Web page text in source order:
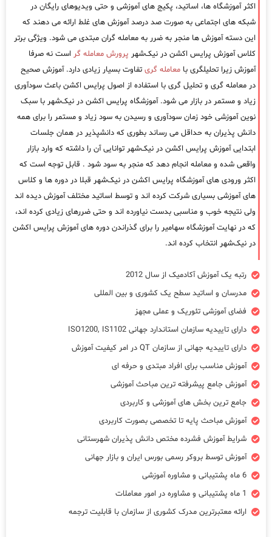
اکثر آموزشگاه ها، اساتید، پکیج های آموزشی و حتی ویدیوهای رایگان در
شبکه های اجتماعی به صورت صد درصد آموزش های غلط ارائه می دهند که
این دسته آموزش ها منجر به ضرر به معامله گران مبتدی می شود. ویژگی برتر
کلاس آموزش پرایس اکشن در نیک‌شهر پرورش معامله گر است نه صرفا
آموزش زیرا تحلیلگری با معامله گری تفاوت بسیار زیادی دارد. آموزش صحیح
در معامله گری و تحلیل گری با استفاده از اصول پرایس اکشن باعث سودآوری
زیاد و مستمر در بازار می شود. آموزشگاه پرایس اکشن در نیک‌شهر با سبک
نوین آموزشی خود زمان سودآوری و رسیدن به سود زیاد و مستمر را برای همه
دانش پذیران به حداقل می رساند بطوری که دانشپذیر در همان جلسات
ابتدایی آموزش پرایس اکشن در نیک‌شهر توانایی آن را داشته که وارد بازار
واقعی شده و معامله انجام دهد که منجر به سود شود . قابل توجه است که
اکثر ورودی های آموزشگاه پرایس اکشن در نیک‌شهر قبلا در دوره ها و کلاس
های آموزشی بسیاری شرکت کرده اند و توسط اساتید مختلف آموزش دیده اند
ولی نتیجه خوب و مناسبی بدست نیاورده اند و حتی ضررهای زیادی کرده اند،
که در نهایت آموزشگاه سهامیر را برای گذراندن دوره های آموزش پرایس اکشن
در نیک‌شهر انتخاب کرده اند.
رتبه یک آموزش آکادمیک از سال 2012
مدرسان و اساتید سطح یک کشوری و بین المللی
فضای آموزشی تئوریک و عملی مجهز
دارای تاییدیه سازمان استاندارد جهانی ISO1200, IS1102
دارای تاییدیه جهانی از سازمان QT در امر کیفیت آموزش
آموزش مناسب برای افراد مبتدی و حرفه ای
آموزش جامع پیشرفته ترین مباحث آموزشی
جامع ترین بخش های آموزشی و کاربردی
آموزش مباحث پایه تا تخصصی بصورت کاربردی
شرایط آموزش فشرده مختص دانش پذیران شهرستانی
آموزش توسط بروکر رسمی بورس ایران و بازار جهانی
6 ماه پشتیبانی و مشاوره آموزشی
1 ماه پشتیبانی و مشاوره در امور معاملات
ارائه معتبرترین مدرک کشوری از سازمان با قابلیت ترجمه